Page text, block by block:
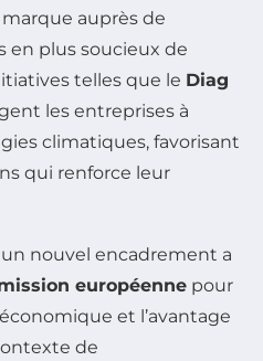
auprès de
en plus soucieux de
telles que le Diag
les entreprises à
climatiques, favorisant
qui renforce leur
nouvel encadrement a
européenne pour
et l’avantage
de